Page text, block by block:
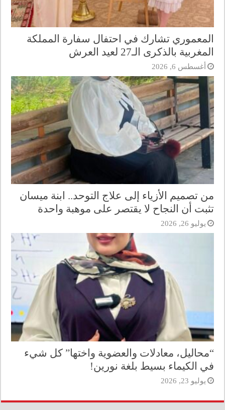
المعموري تشارك في احتفال سفارة المملكة
المغربية بالذكرى الـ27 لعيد العرش
أغسطس 6, 2026
من تصميم الأزياء إلى علاج التوحد.. ابنة ميسان
تثبت أن النجاح لا يقتصر على موهبة واحدة
يوليو 26, 2026
“محاليل، معادلات والعضوية واختها” كل شيء
في الكيماء بسيط بلغة نورين!
يوليو 23, 2026